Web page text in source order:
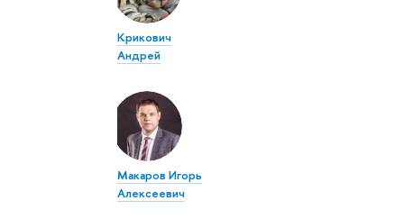
Крикович
Андрей
Макаров Игорь
Алексеевич